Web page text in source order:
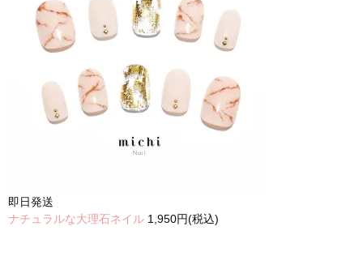
即日発送
ナチュラルな大理石ネイル 1,950円(税込)